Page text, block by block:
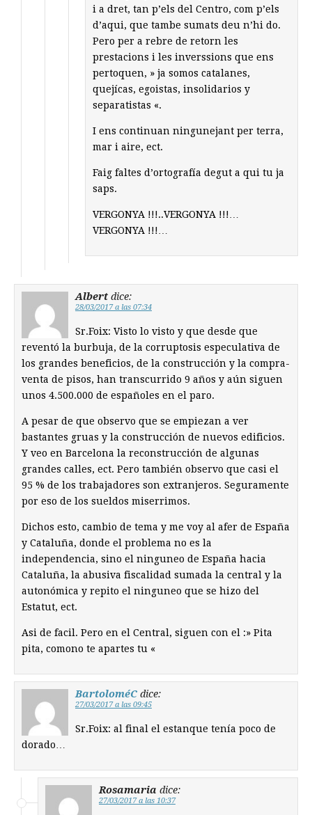
i a dret, tan p’els del Centro, com p’els
d’aqui, que tambe sumats deu n’hi do.
Pero per a rebre de retorn les
prestacions i les inverssions que ens
pertoquen, » ja somos catalanes,
quejícas, egoistas, insolidarios y
separatistas «.
I ens continuan ningunejant per terra,
mar i aire, ect.
Faig faltes d’ortografía degut a qui tu ja
saps.
VERGONYA !!!..VERGONYA !!!…
VERGONYA !!!…
Albert dice:
28/03/2017 a las 07:34
Sr.Foix: Visto lo visto y que desde que
reventó la burbuja, de la corruptosis especulativa de
los grandes beneficios, de la construcción y la compra-
venta de pisos, han transcurrido 9 años y aún siguen
unos 4.500.000 de españoles en el paro.
A pesar de que observo que se empiezan a ver
bastantes gruas y la construcción de nuevos edificios.
Y veo en Barcelona la reconstrucción de algunas
grandes calles, ect. Pero también observo que casi el
95 % de los trabajadores son extranjeros. Seguramente
por eso de los sueldos miserrimos.
Dichos esto, cambio de tema y me voy al afer de España
y Cataluña, donde el problema no es la
independencia, sino el ninguneo de España hacia
Cataluña, la abusiva fiscalidad sumada la central y la
autonómica y repito el ninguneo que se hizo del
Estatut, ect.
Asi de facil. Pero en el Central, siguen con el :» Pita
pita, comono te apartes tu «
BartoloméC dice:
27/03/2017 a las 09:45
Sr.Foix: al final el estanque tenía poco de
dorado…
Rosamaria dice:
27/03/2017 a las 10:37